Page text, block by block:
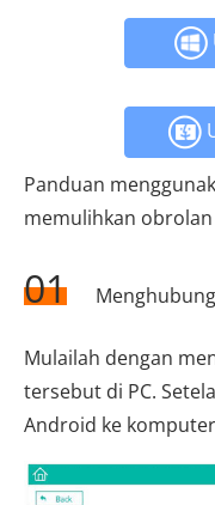
Panduan
memulihkan
01
Mulailah dengan
tersebut di PC.
Android ke